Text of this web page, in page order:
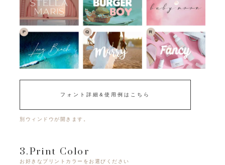
フォント詳細&使用例はこちら
別ウィンドウが開きます。
3.Print Color
お好きなプリントカラーをお選びください